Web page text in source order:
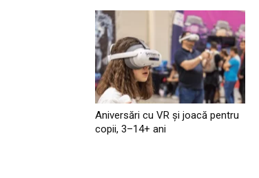
Aniversări cu VR și joacă pentru
copii, 3–14+ ani